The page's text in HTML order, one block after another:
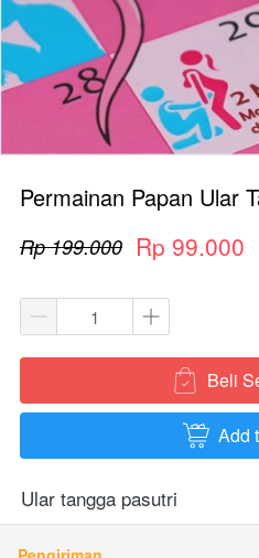
Permainan Papan Ular
Rp 199.000 Rp 99.000
` Beli
` Add
Ular tangga pasutri